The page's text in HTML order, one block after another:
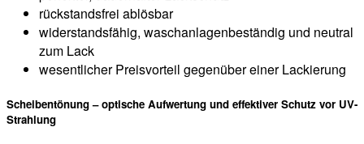
rückstandsfrei ablösbar
widerstandsfähig, waschanlagenbeständig und neutral
zum Lack
wesentlicher Preisvorteil gegenüber einer Lackierung
Scheibentönung – optische Aufwertung und effektiver Schutz vor UV-
Strahlung